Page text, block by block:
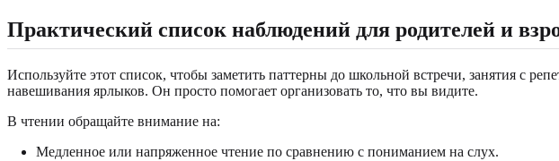
Практический список наблюдений для родителей и
Используйте этот список, чтобы заметить паттерны до школьной встречи, занятия с
навешивания ярлыков. Он просто помогает организовать то, что вы видите.
В чтении обращайте внимание на:
Медленное или напряженное чтение по сравнению с пониманием на слух.